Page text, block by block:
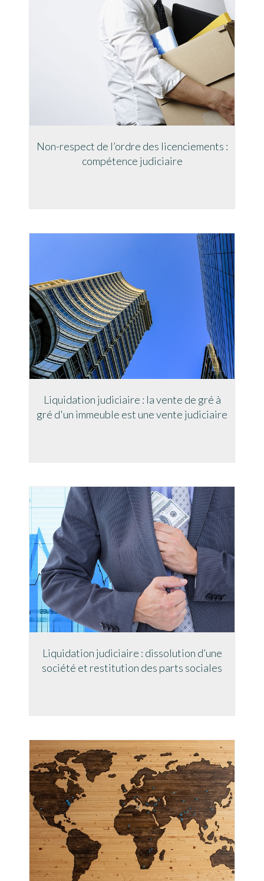
Non-respect de l’ordre des licenciements :
compétence judiciaire
Liquidation judiciaire : la vente de gré à
gré d'un immeuble est une vente judiciaire
Liquidation judiciaire : dissolution d’une
société et restitution des parts sociales